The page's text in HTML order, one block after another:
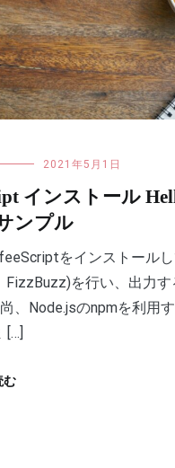
2021年5月1日
インストール
ンプル
をインストール
FizzBuzz)を行い、出力す
、Node.jsのnpmを利用
[…]
む